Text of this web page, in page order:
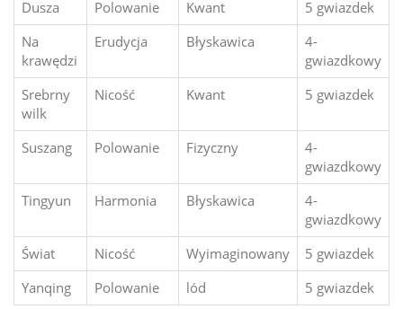
Dusza
Polowanie Kwant
5 gwiazdek
Na
krawędzi
Erudycja Błyskawica
4-
gwiazdkowy
Srebrny
wilk
Nicość Kwant 5 gwiazdek
Suszang Polowanie Fizyczny
4-
gwiazdkowy
Tingyun
Harmonia Błyskawica
4-
gwiazdkowy
Świat
Nicość Wyimaginowany
5 gwiazdek
Yanqing
Polowanie lód 5 gwiazdek